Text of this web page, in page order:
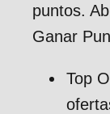
puntos.
Ganar
Top